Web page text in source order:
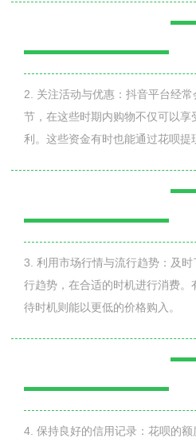
2. 关注活动与优惠：抖音平台经
节，在这些时期内购物不仅可以享
利。这些资金有时也能通过花呗提
3. 利用市场行情与流行趋势：及
行趋势，在合适的时机进行消费
待时机则能以更低的价格购入。
4. 保持良好的信用记录：花呗的